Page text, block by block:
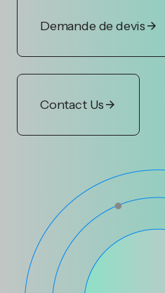
Demande de devis
Contact Us